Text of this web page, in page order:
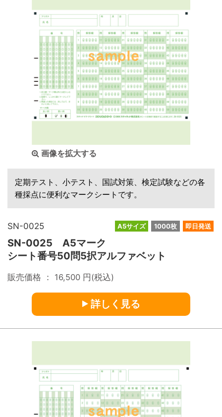
画像を拡大する
定期テスト、小テスト、国試対策、検定試験などの各
種採点に便利なマークシートです。
A5サイズ 1000枚 即日発送
SN-0025
SN-0025 A5マーク
シート番号50問5択アルファベット
販売価格 ： 16,500 円(税込)
詳しく見る